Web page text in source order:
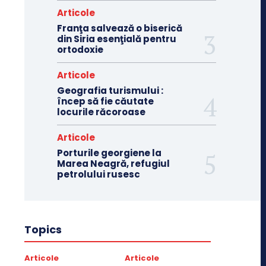
Articole
Franţa salvează o biserică
din Siria esenţială pentru
ortodoxie
Articole
Geografia turismului :
încep să fie căutate
locurile răcoroase
Articole
Porturile georgiene la
Marea Neagră, refugiul
petrolului rusesc
Topics
Articole Articole